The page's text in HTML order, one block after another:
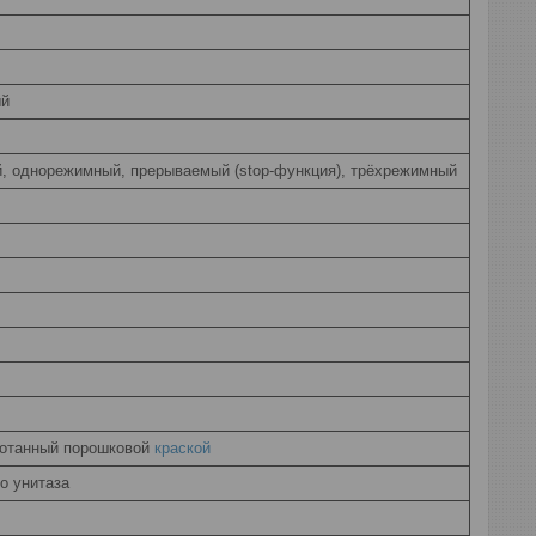
однорежимный, прерываемый (stop-функция), трёхрежимный
порошковой краской
унитаза